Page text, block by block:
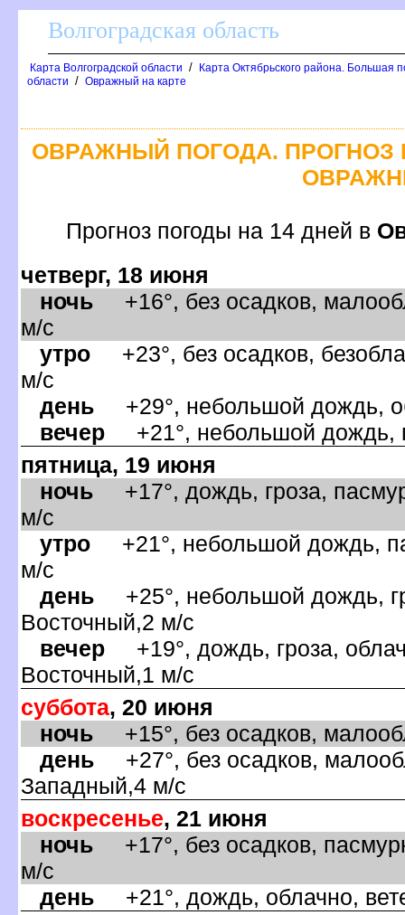
олгоградская область
Карта Волгоградской области /
Карта Октябрьского района. Большая
области / Овражный на карте
ОВРАЖНЫЙ ПОГОДА. ПРОГНОЗ
Прогноз погоды на 14 дней
четверг, 18 июня
ночь +16°, без осадков,
м/с
утро +23°, без осадков,
м/с
день +29°, небольшой дождь,
ечер +21°, небольшой дождь,
пятница, 19 июня
ночь +17°, дождь, гроза,
м/с
утро +21°, небольшой дождь,
м/с
день +25°, небольшой дождь,
осточный,2 м/с
ечер +19°, дождь, гроза,
осточный,1 м/с
суббота, 20 июня
ночь +15°, без осадков,
день +27°, без осадков,
Западный,4 м/с
оскресенье, 21 июня
ночь +17°, без осадков,
м/с
день +21°, дождь, облачно,